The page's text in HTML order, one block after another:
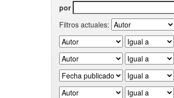
por
Filtros actuales: